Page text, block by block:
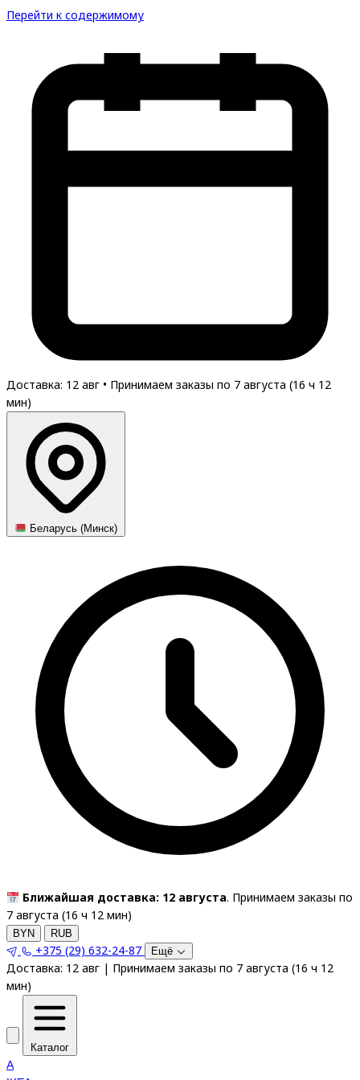
Перейти к содержимому
Доставка: 12 авг • Принимаем заказы по 7 августа (16 ч 12
мин)
Беларусь (Минск)
Ближайшая доставка: 12 августа. Принимаем заказы по
7 августа (16 ч 12 мин)
BYN RUB
+375 (29) 632-24-87 Ещё
Доставка: 12 авг | Принимаем заказы по 7 августа (16 ч 12
мин)
Каталог
A